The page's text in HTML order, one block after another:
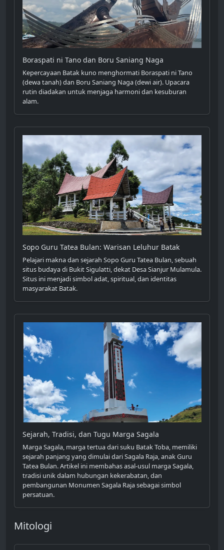
Boraspati ni Tano dan Boru Saniang Naga
Kepercayaan Batak kuno menghormati Boraspati ni Tano
(dewa tanah) dan Boru Saniang Naga (dewi air). Upacara
rutin diadakan untuk menjaga harmoni dan kesuburan
alam.
Sopo Guru Tatea Bulan: Warisan Leluhur Batak
Pelajari makna dan sejarah Sopo Guru Tatea Bulan, sebuah
situs budaya di Bukit Sigulatti, dekat Desa Sianjur Mulamula.
Situs ini menjadi simbol adat, spiritual, dan identitas
masyarakat Batak.
Sejarah, Tradisi, dan Tugu Marga Sagala
Marga Sagala, marga tertua dari suku Batak Toba, memiliki
sejarah panjang yang dimulai dari Sagala Raja, anak Guru
Tatea Bulan. Artikel ini membahas asal-usul marga Sagala,
tradisi unik dalam hubungan kekerabatan, dan
pembangunan Monumen Sagala Raja sebagai simbol
persatuan.
Mitologi